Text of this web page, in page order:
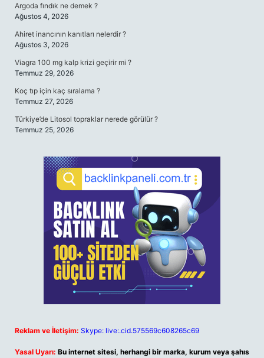
Argoda fındık ne demek ?
Ağustos 4, 2026
Ahiret inancının kanıtları nelerdir ?
Ağustos 3, 2026
Viagra 100 mg kalp krizi geçirir mi ?
Temmuz 29, 2026
Koç tıp için kaç sıralama ?
Temmuz 27, 2026
Türkiye’de Litosol topraklar nerede görülür ?
Temmuz 25, 2026
Reklam ve İletişim: Skype: live:.cid.575569c608265c69
Yasal Uyarı: Bu internet sitesi, herhangi bir marka, kurum veya şahıs